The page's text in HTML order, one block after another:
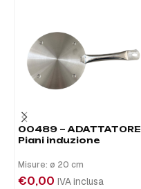
00489 – ADATTATORE
Piani induzione
Misure: ø 20 cm
€0,00 IVA inclusa